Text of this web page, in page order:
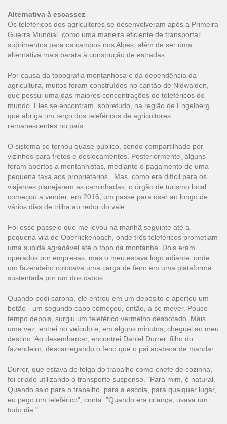
Alternativa à escassez
Os teleféricos dos agricultores se desenvolveram após a Primeira
Guerra Mundial, como uma maneira eficiente de transportar
suprimentos para os campos nos Alpes, além de ser uma
alternativa mais barata à construção de estradas.
Por causa da topografia montanhosa e da dependência da
agricultura, muitos foram construídos no cantão de Nidwalden,
que possui uma das maiores concentrações de teleféricos do
mundo. Eles se encontram, sobretudo, na região de Engelberg,
que abriga um terço dos teleféricos de agricultores
remanescentes no país.
O sistema se tornou quase público, sendo compartilhado por
vizinhos para fretes e deslocamentos. Posteriormente, alguns
foram abertos a montanhistas, mediante o pagamento de uma
pequena taxa aos proprietários . Mas, como era difícil para os
viajantes planejarem as caminhadas, o órgão de turismo local
começou a vender, em 2016, um passe para usar ao longo de
vários dias de trilha ao redor do vale.
Foi esse passeio que me levou na manhã seguinte até a
pequena vila de Oberrickenbach, onde três teleféricos prometiam
uma subida agradável até o topo da montanha. Dois eram
operados por empresas, mas o meu estava logo adiante, onde
um fazendeiro colocava uma carga de feno em uma plataforma
sustentada por um dos cabos.
Quando pedi carona, ele entrou em um depósito e apertou um
botão - um segundo cabo começou, então, a se mover. Pouco
tempo depois, surgiu um teleférico vermelho desbotado. Mais
uma vez, entrei no veículo e, em alguns minutos, cheguei ao meu
destino. Ao desembarcar, encontrei Daniel Durrer, filho do
fazendeiro, descarregando o feno que o pai acabara de mandar.
Durrer, que estava de folga do trabalho como chefe de cozinha,
foi criado utilizando o transporte suspenso. "Para mim, é natural.
Quando saio para o trabalho, para a escola, para qualquer lugar,
eu pego um teleférico", conta. "Quando era criança, usava um
todo dia."